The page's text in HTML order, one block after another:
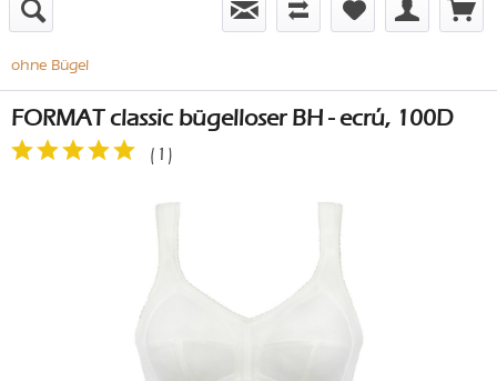
ohne Bügel
FORMAT classic bügelloser BH - ecrú, 100D
( 1 )